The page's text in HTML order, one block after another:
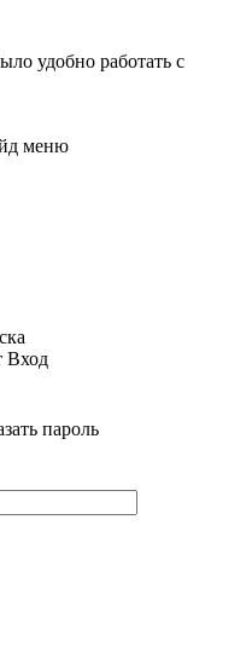
удобно работать с
Вход